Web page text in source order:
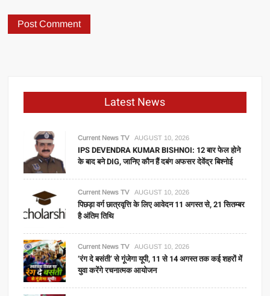
Latest News
Current News TV AUGUST 10, 2026
IPS DEVENDRA KUMAR BISHNOI: 12 बार फेल होने
के बाद बने DIG, जानिए कौन हैं दबंग अफसर देवेंद्र बिश्नोई
Current News TV AUGUST 10, 2026
पिछड़ा वर्ग छात्रवृत्ति के लिए आवेदन 11 अगस्त से, 21 सितम्बर
है अंतिम तिथि
Current News TV AUGUST 10, 2026
‘रंग दे बसंती’ से गूंजेगा यूपी, 11 से 14 अगस्त तक कई शहरों में
युवा करेंगे रचनात्मक आयोजन